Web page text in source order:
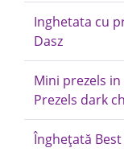
Inghetata cu
Dasz
Mini prezels
Prezels dark
Înghețată